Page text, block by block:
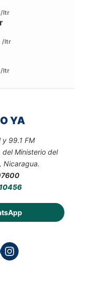
/ltr
/ltr
/ltr
YA
y 99.1 FM
del Ministerio del
Nicaragua.